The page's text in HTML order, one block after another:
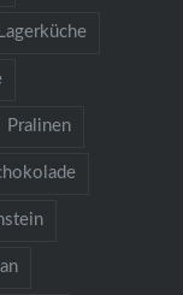
Lagerküche
Pralinen